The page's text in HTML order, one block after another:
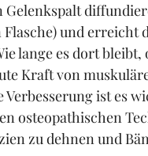
Gelenkspalt
und erreicht
lange es dort bleibt,
Kraft von
Verbesserung ist es
osteopathischen
zu dehnen und